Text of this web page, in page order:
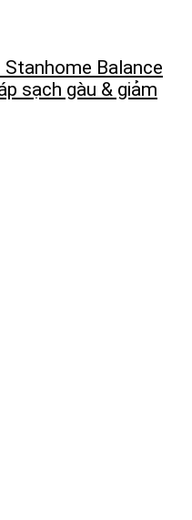
Stanhome Balance
sạch gàu & giảm